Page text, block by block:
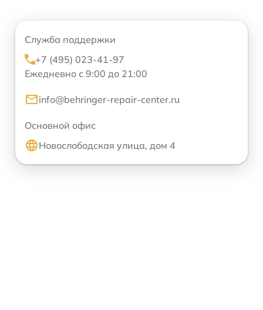
Служба поддержки
+7 (495) 023-41-97
Ежедневно с 9:00 до 21:00
info@behringer-repair-center.ru
Основной офис
Новослободская улица, дом 4